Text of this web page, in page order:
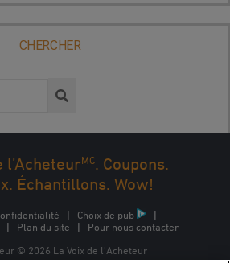
CHERCHER
l’AcheteurMC. Coupons.
Échantillons. Wow!
| Choix de pub
|
| Plan du site | Pour nous contacter
© 2026 La Voix de l'Acheteur